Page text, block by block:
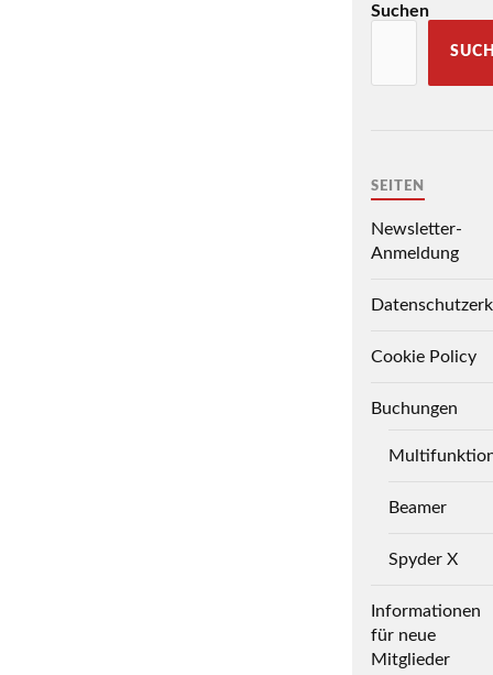
Suchen
SEITEN
Newsletter-
Anmeldung
Cookie Policy
Buchungen
Beamer
Spyder X
Informationen
für neue
Mitglieder